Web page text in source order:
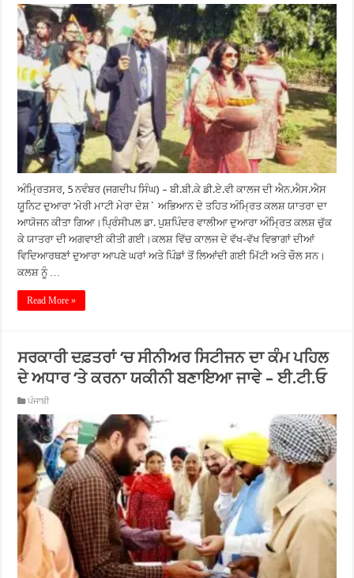
ਅੰਮ੍ਰਿਤਸਰ, 5 ਨਵੰਬਰ (ਜਗਦੀਪ ਸਿੰਘ) – ਬੀ.ਬੀ.ਕੇ ਡੀ.ਏ.ਵੀ ਕਾਲਜ ਦੀ ਐਨ.ਐਸ.ਐਸ
ਯੂਨਿਟ ਦੁਆਰਾ ‘ਮੇਰੀ ਮਾਟੀ ਮੇਰਾ ਦੇਸ਼` ਅਭਿਆਨ ਦੇ ਤਹਿਤ ਅੰਮ੍ਰਿਤ ਕਲਸ਼ ਯਾਤਰਾ ਦਾ
ਆਯੋਜਨ ਕੀਤਾ ਗਿਆ।ਪ੍ਰਿੰਸੀਪਲ ਡਾ. ਪੁਸ਼ਪਿੰਦਰ ਵਾਲੀਆ ਦੁਆਰਾ ਅੰਮ੍ਰਿਤ ਕਲਸ਼ ਚੁੱਕ
ਕੇ ਯਾਤਰਾ ਦੀ ਅਗਵਾਈ ਕੀਤੀ ਗਈ।ਕਲਸ਼ ਵਿੱਚ ਕਾਲਜ ਦੇ ਵੱਖ-ਵੱਖ ਵਿਭਾਗਾਂ ਦੀਆਂ
ਵਿਦਿਆਰਥਣਾਂ ਦੁਆਰਾ ਆਪਣੇ ਘਰਾਂ ਅਤੇ ਪਿੰਡਾਂ ਤੋਂ ਲਿਆਂਦੀ ਗਈ ਮਿੱਟੀ ਅਤੇ ਚੌਲ ਸਨ।
ਕਲਸ਼ ਨੂੰ …
Read More »
ਸਰਕਾਰੀ ਦਫ਼ਤਰਾਂ ‘ਚ ਸੀਨੀਅਰ ਸਿਟੀਜਨ ਦਾ ਕੰਮ ਪਹਿਲ
ਦੇ ਅਧਾਰ ‘ਤੇ ਕਰਨਾ ਯਕੀਨੀ ਬਣਾਇਆ ਜਾਵੇ – ਈ.ਟੀ.ਓ
ਪੰਜਾਬੀ